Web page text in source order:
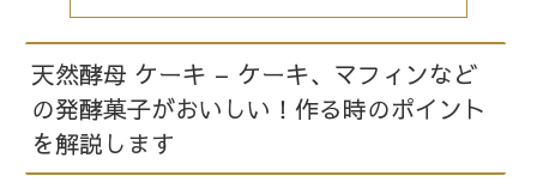
天然酵母 ケーキ – ケーキ、マフィンなど
の発酵菓子がおいしい！作る時のポイント
を解説します